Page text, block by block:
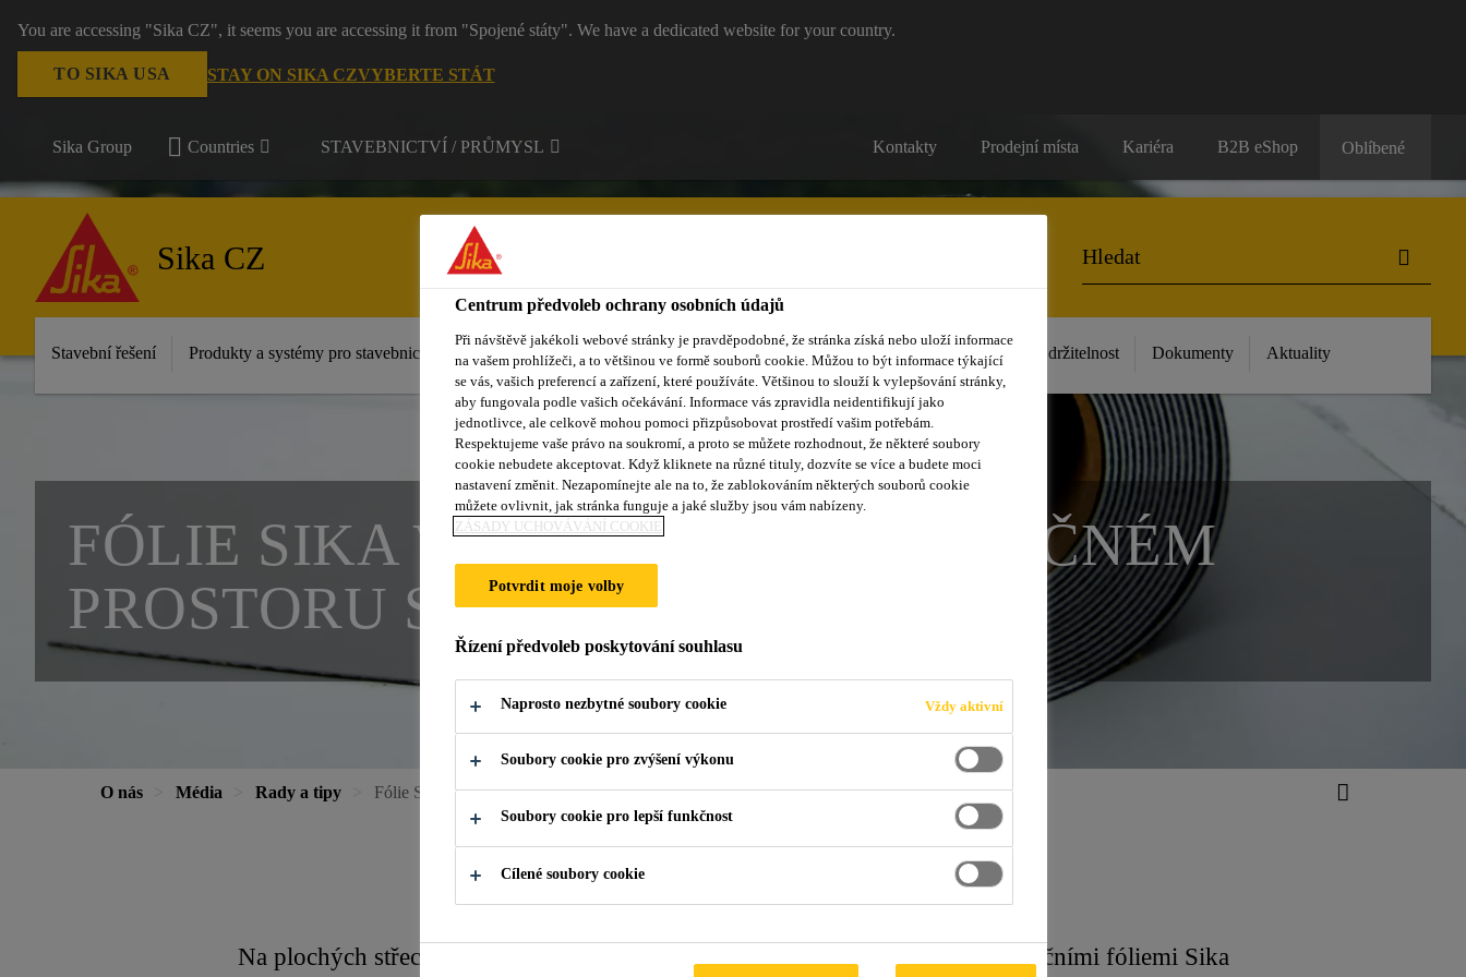
You are accessing "Sika CZ", it seems you are accessing it from "Spojené státy". We have a dedicated website for your country.
TO SIKA USA STAY ON SIKA CZVYBERTE STÁT
Sika Group Countries STAVEBNICTVÍ / PRŮMYSL Kontakty Prodejní místa Kariéra B2B eShop Oblíbené
Sika CZ
Stavební řešení Produkty a systémy pro stavebnictví Průmyslová lepidla a tmely Vzdělávací centrum Reference O nás Udržitelnost Dokumenty Aktuality
FÓLIE SIKA V POŽÁRNĚ NEBEZPEČNÉM
PROSTORU STŘECH
O nás Média Rady a tipy Fólie Sika v požárně nebezpečném prostoru střech
Na plochých střechách v požárně nebezpečném prostoru je možné s hydroizolačními fóliemi Sika
Centrum předvoleb ochrany osobních údajů
Při návštěvě jakékoli webové stránky je pravděpodobné, že stránka získá nebo uloží informace
na vašem prohlížeči, a to většinou ve formě souborů cookie. Můžou to být informace týkající
se vás, vašich preferencí a zařízení, které používáte. Většinou to slouží k vylepšování stránky,
aby fungovala podle vašich očekávání. Informace vás zpravidla neidentifikují jako
jednotlivce, ale celkově mohou pomoci přizpůsobovat prostředí vašim potřebám.
Respektujeme vaše právo na soukromí, a proto se můžete rozhodnout, že některé soubory
cookie nebudete akceptovat. Když kliknete na různé tituly, dozvíte se více a budete moci
nastavení změnit. Nezapomínejte ale na to, že zablokováním některých souborů cookie
můžete ovlivnit, jak stránka funguje a jaké služby jsou vám nabízeny.
ZÁSADY UCHOVÁVÁNÍ COOKIE
Potvrdit moje volby
Řízení předvoleb poskytování souhlasu
Naprosto nezbytné soubory cookie Vždy aktivní
Soubory cookie pro zvýšení výkonu
Soubory cookie pro lepší funkčnost
Cílené soubory cookie